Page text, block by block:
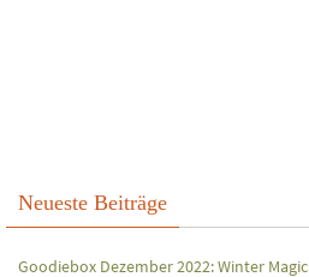
Neueste Beiträge
Goodiebox Dezember 2022: Winter Magic